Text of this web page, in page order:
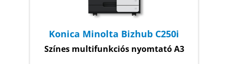
Konica Minolta Bizhub C250i
Színes multifunkciós nyomtató A3